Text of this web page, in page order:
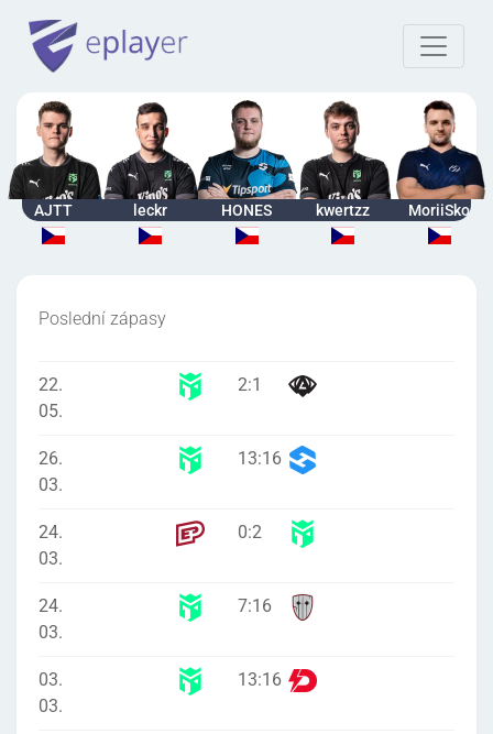
AJTT leckr HONES kwertzz MoriiSko
Poslední zápasy
22.
05.
2:1
26.
03.
13:16
24.
03.
0:2
24.
03.
7:16
03.
03.
13:16